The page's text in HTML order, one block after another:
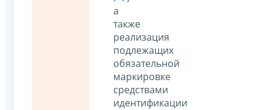
а
также
реализация
подлежащих
обязательной
маркировке
средствами
идентификации